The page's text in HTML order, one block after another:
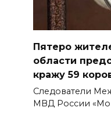
Пятеро
области
кражу 59
Следователи
МВД России